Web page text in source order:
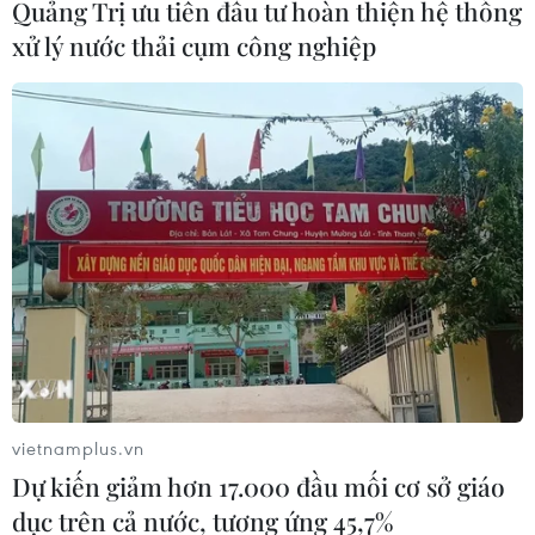
Nhận định Campuchia vs
Timor Leste: Trận chiến vì 3 điểm
danh dự cho "Các chiến binh
Angkor"
03/08/2026 03:30
ASEAN Cup 2026: Đội tuyển Việt
Nam sẵn sàng cho đại chiến ở "chảo
lửa" Pakansari
03/08/2026 03:13
Lịch thi đấu ASEAN Cup 2026 ngày
3/8: Việt Nam quyết đấu Indonesia
03/08/2026 01:40
Quảng Trị ưu tiên đầu tư hoàn thiện hệ thống
xử lý nước thải cụm công nghiệp
vietnamplus.vn
Dự kiến giảm hơn 17.000 đầu mối cơ sở giáo
dục trên cả nước, tương ứng 45,7%